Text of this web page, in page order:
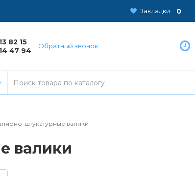
Закладки 0
82 15
47 94
Обратный звонок
штукатурные валики
валики